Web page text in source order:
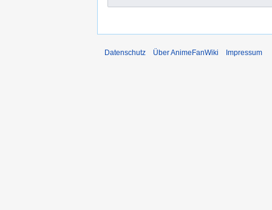
Datenschutz Über AnimeFanWiki Impressum